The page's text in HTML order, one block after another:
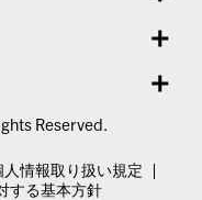
Reserved.
人情報取り扱い規定
する基本方針